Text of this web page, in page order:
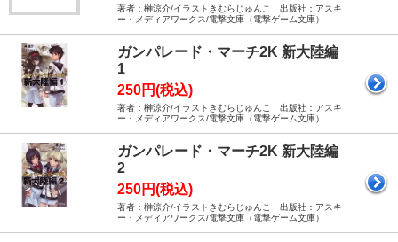
著者：榊涼介/イラストきむらじゅんこ 出版社：アスキ
ー・メディアワークス/電撃文庫（電撃ゲーム文庫）
ガンパレード・マーチ2K 新大陸編
1
250円(税込)
著者：榊涼介/イラストきむらじゅんこ 出版社：アスキ
ー・メディアワークス/電撃文庫（電撃ゲーム文庫）
ガンパレード・マーチ2K 新大陸編
2
250円(税込)
著者：榊涼介/イラストきむらじゅんこ 出版社：アスキ
ー・メディアワークス/電撃文庫（電撃ゲーム文庫）